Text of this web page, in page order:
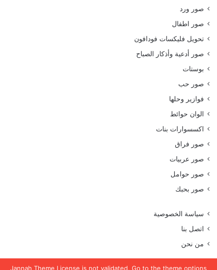
Jannah Theme License is not validated, Go to the theme options
صور ورد
صور اطفال
تحويل فليكسات فودافون
صور أدعية وأذكار الصباح
بوستات
صور حب
فوازير وحلها
الوان حوائط
اكسسوارات بنات
صور فراق
صور عربيات
صور حوامل
صور بحبك
سياسة الخصوصية
اتصل بنا
من نحن